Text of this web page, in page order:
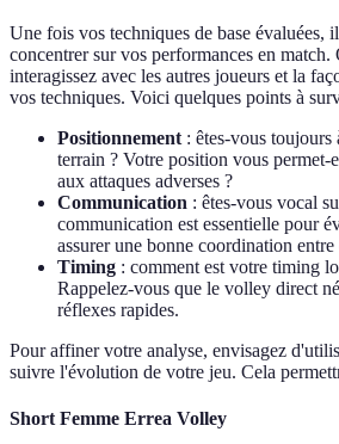
Une fois vos techniques de base évaluées,
concentrer sur vos performances en
interagissez avec les autres joueurs et la
vos techniques. Voici quelques points à
Positionnement : êtes-vous toujours
terrain ? Votre position vous permet-
aux attaques adverses ?
Communication : êtes-vous vocal
communication est essentielle pour
assurer une bonne coordination
Timing : comment est votre timing
Rappelez-vous que le volley direct
réflexes rapides.
Pour affiner votre analyse, envisagez
suivre l'évolution de votre jeu. Cela
Short Femme Errea Volley